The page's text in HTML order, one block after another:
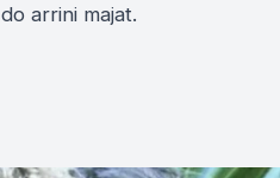
arrini majat.